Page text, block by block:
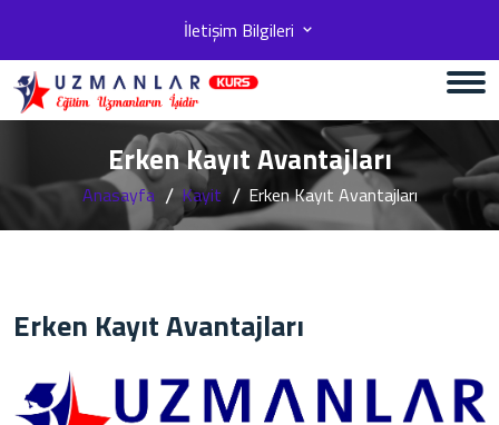
İletişim Bilgileri
Erken Kayıt Avantajları
Anasayfa Kayit Erken Kayıt Avantajları
Erken Kayıt Avantajları